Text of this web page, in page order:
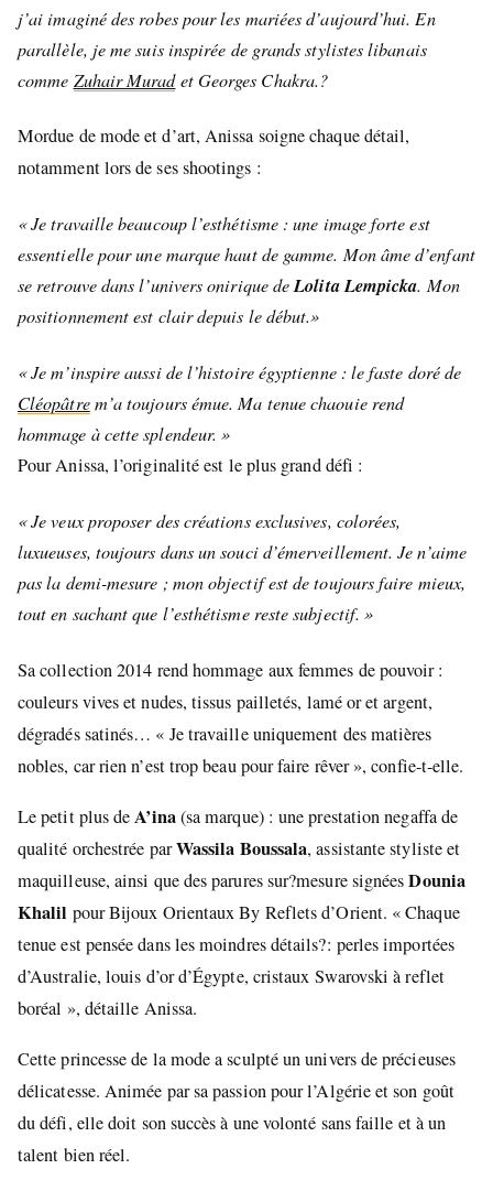
j’ai imaginé des robes pour les mariées d’aujourd’hui. En
parallèle, je me suis inspirée de grands stylistes libanais
comme Zuhair Muradet Georges Chakra.?
Mordue de mode et d’art, Anissa soigne chaque détail,
notamment lors de ses shootings :
« Je travaille beaucoup l’esthétisme : une image forte est
essentielle pour une marque haut de gamme. Mon âme d’enfant
se retrouve dans l’univers onirique deLolita Lempicka. Mon
positionnement est clair depuis le début.»
« Je m’inspire aussi de l’histoire égyptienne : le faste doré de
Cléopâtrem’a toujours émue. Ma tenue chaouie rend
hommage à cette splendeur. »
Pour Anissa, l’originalité est le plus grand défi :
« Je veux proposer des créations exclusives, colorées,
luxueuses, toujours dans un souci d’émerveillement. Je n’aime
pas la demi-mesure ; mon objectif est de toujours faire mieux,
tout en sachant que l’esthétisme reste subjectif. »
Sa collection 2014 rend hommage aux femmes de pouvoir :
couleurs vives et nudes, tissus pailletés, lamé or et argent,
dégradés satinés… « Je travaille uniquement des matières
nobles, car rien n’est trop beau pour faire rêver », confie-t-elle.
Le petit plus deA’ina(sa marque) : une prestation negaffa de
qualité orchestrée parWassila Boussala, assistante styliste et
maquilleuse, ainsi que des parures sur?mesure signéesDounia
Khalil pour Bijoux Orientaux By Reflets d’Orient. « Chaque
tenue est pensée dans les moindres détails?: perles importées
d’Australie, louis d’or d’Égypte, cristaux Swarovski à reflet
boréal », détaille Anissa.
Cette princesse de la mode a sculpté un univers de précieuses
délicatesse. Animée par sa passion pour l’Algérie et son goût
du défi, elle doit son succès à une volonté sans faille et à un
talent bien réel.